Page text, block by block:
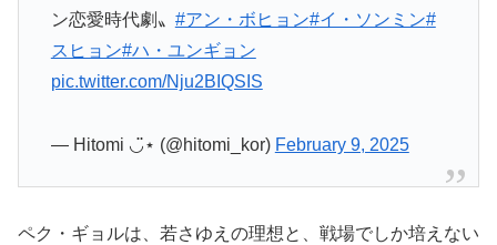
ン恋愛時代劇〟 #アン・ボヒョン#イ・ソンミン#
スヒョン#ハ・ユンギョン
pic.twitter.com/Nju2BIQSIS
— Hitomi ◡̈⋆ (@hitomi_kor) February 9, 2025
ペク・ギョルは、若さゆえの理想と、戦場でしか培えない